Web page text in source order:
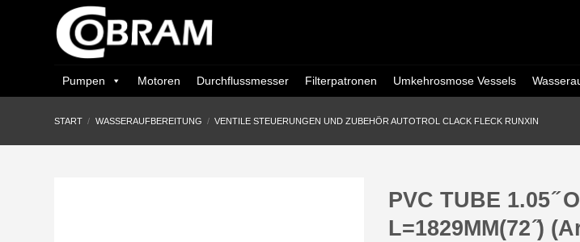
Pumpen Motoren Durchflussmesser Filterpatronen Umkehrosmose Vessels
START / WASSERAUFBEREITUNG / VENTILE STEUERUNGEN UND ZUBEHÖR AUTOTROL CLACK FLECK RUNXIN
PVC TUBE 1.05
L=1829MM(72 ̋)